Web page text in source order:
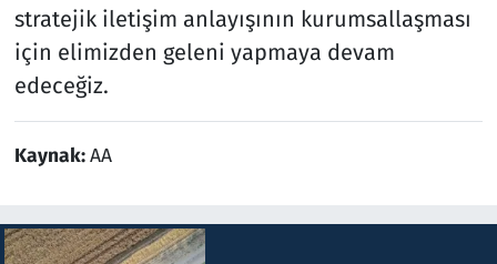
stratejik iletişim anlayışının kurumsallaşması
için elimizden geleni yapmaya devam
edeceğiz.
Kaynak:AA